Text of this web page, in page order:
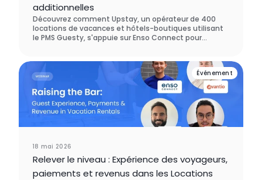
additionnelles
Découvrez comment Upstay, un opérateur de 400
locations de vacances et hôtels-boutiques utilisant
le PMS Guesty, s'appuie sur Enso Connect pour
l'ensemble de ses comptes, et générer 130 000 $ de
revenus additionnels grâce à l'upselling sur cinqÉvénement
18 mai 2026
Relever le niveau : Expérience des voyageurs,
paiements et revenus dans les Locations